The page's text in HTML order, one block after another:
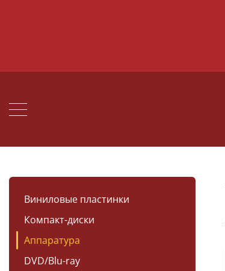
Виниловые пластинки
Компакт-диски
Аппаратура
DVD/Blu-ray